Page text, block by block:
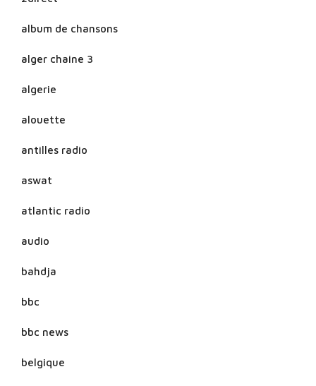
album de chansons
alger chaine 3
algerie
alouette
antilles radio
aswat
atlantic radio
audio
bahdja
bbc
bbc news
belgique